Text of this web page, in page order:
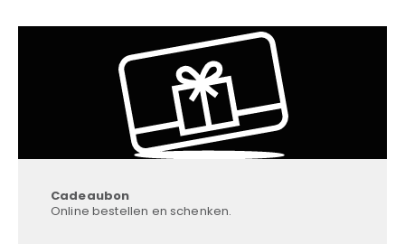
Cadeaubon
Online bestellen en schenken.